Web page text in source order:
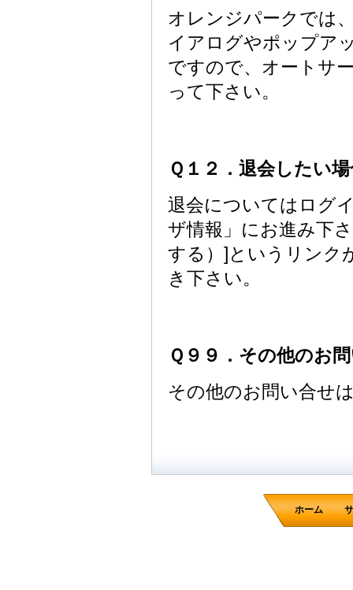
オレンジパークでは
イアログやポップア
ですので、オートサ
って下さい。
Ｑ１２．退会したい
退会についてはログ
ザ情報」にお進み下
する）]というリンク
き下さい。
Ｑ９９．その他のお
その他のお問い合せ
ホーム